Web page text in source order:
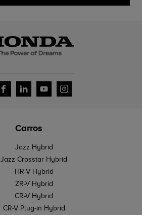
Carros
Jazz Hybrid
Jazz Crosstar Hybrid
HR-V Hybrid
ZR-V Hybrid
CR-V Hybrid
CR-V Plug-in Hybrid